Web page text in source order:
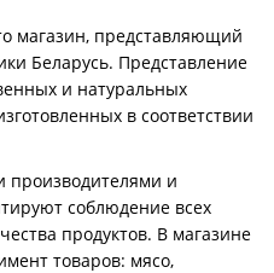
магазин, представляющий
Беларусь. Представление
и натуральных
в соответствии
производителями и
соблюдение всех
продуктов. В магазине
товаров: мясо,